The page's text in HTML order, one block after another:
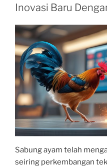
Inovasi Baru
Sabung ayam telah
seiring perkembangan